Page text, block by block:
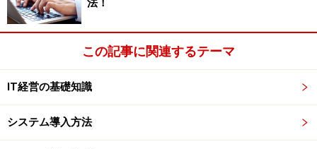
キーワード広告はWeb2.0時代の広告になります。キーワ
ードに合致した時にしか広告が表示されません。ピンポ
イントでターゲット層が狙える中小企業向けの広告とな
りました。今まで広告を出したことがなかった町の商店
や個人事業主が広告で効果が狙える時代になっていま
す。
マイクロソフトではキーワード広告への進出を準備して
法！
この記事に関連するテーマ
IT経営の基礎知識
システム導入方法